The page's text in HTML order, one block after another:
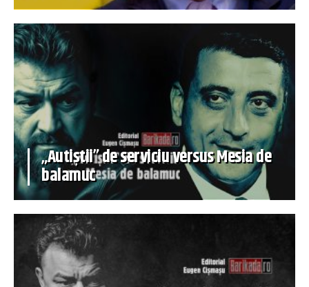
„Autiștii” de serviciu versus Mesia de
balamuc